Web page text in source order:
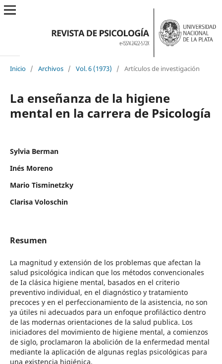
Inicio / Archivos / Vol. 6 (1973) / Artículos de investigación
La enseñanza de la higiene
mental en la carrera de Psicología
Sylvia Berman
Inés Moreno
Mario Tisminetzky
Clarisa Voloschin
Resumen
La magnitud y extensión de los problemas que afectan la
salud psicológica indican que los métodos convencionales
de Ia clásica higiene mental, basados en el criterio
preventivo individual, en el diagnóstico y tratamiento
precoces y en el perfeccionamiento de la asistencia, no son
ya útiles ni adecuados para un enfoque profiláctico dentro
de las modernas orientaciones de la salud publica. Los
iniciadores del movimiento de higiene mental, a comienzos
de siglo, proclamaron la abolición de la enfermedad mental
mediante la aplicación de algunas reglas psicológicas para
una existencia higiénica.